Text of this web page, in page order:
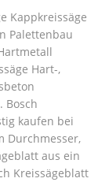
Kappkreissäge
Palettenbau
Hart-,
Bosch
kaufen bei
Durchmesser,
aus ein
Kreissägeblatt